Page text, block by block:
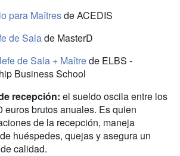
para Maîtresde ACEDIS
de Salade MasterD
de Sala + Maîtrede ELBS -
Business School
recepción: el sueldo oscila entre los
euros brutos anuales. Es quien
de la recepción, maneja
huéspedes, quejas y asegura un
calidad.